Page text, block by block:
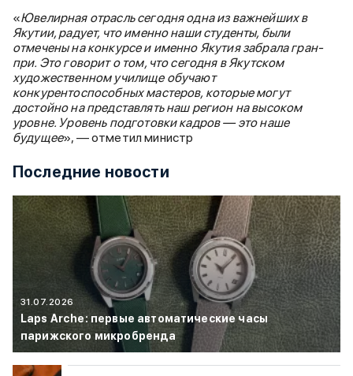
«Ювелирная отрасль сегодня одна из важнейших в
Якутии, радует, что именно наши студенты, были
отмечены на конкурсе и именно Якутия забрала гран-
при. Это говорит о том, что сегодня в Якутском
художественном училище обучают
конкурентоспособных мастеров, которые могут
достойно на представлять наш регион на высоком
уровне. Уровень подготовки кадров — это наше
будущее», — отметил министр
Последние новости
31.07.2026
Laps Arche: первые автоматические часы
парижского микробренда